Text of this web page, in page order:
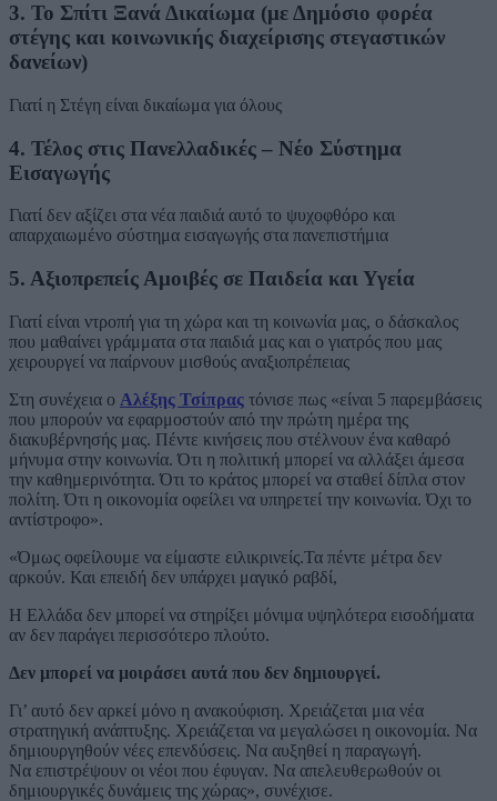
3. Το Σπίτι Ξανά Δικαίωμα (με Δημόσιο φορέα
στέγης και κοινωνικής διαχείρισης στεγαστικών
δανείων)
Γιατί η Στέγη είναι δικαίωμα για όλους
4. Τέλος στις Πανελλαδικές – Νέο Σύστημα
Εισαγωγής
Γιατί δεν αξίζει στα νέα παιδιά αυτό το ψυχοφθόρο και
απαρχαιωμένο σύστημα εισαγωγής στα πανεπιστήμια
5. Αξιοπρεπείς Αμοιβές σε Παιδεία και Υγεία
Γιατί είναι ντροπή για τη χώρα και τη κοινωνία μας, ο δάσκαλος
που μαθαίνει γράμματα στα παιδιά μας και ο γιατρός που μας
χειρουργεί να παίρνουν μισθούς αναξιοπρέπειας
Στη συνέχεια ο Αλέξης Τσίπρας τόνισε πως «είναι 5 παρεμβάσεις
που μπορούν να εφαρμοστούν από την πρώτη ημέρα της
διακυβέρνησής μας. Πέντε κινήσεις που στέλνουν ένα καθαρό
μήνυμα στην κοινωνία. Ότι η πολιτική μπορεί να αλλάξει άμεσα
την καθημερινότητα. Ότι το κράτος μπορεί να σταθεί δίπλα στον
πολίτη. Ότι η οικονομία οφείλει να υπηρετεί την κοινωνία. Όχι το
αντίστροφο».
«Όμως οφείλουμε να είμαστε ειλικρινείς.Τα πέντε μέτρα δεν
αρκούν. Και επειδή δεν υπάρχει μαγικό ραβδί,
Η Ελλάδα δεν μπορεί να στηρίξει μόνιμα υψηλότερα εισοδήματα
αν δεν παράγει περισσότερο πλούτο.
Δεν μπορεί να μοιράσει αυτά που δεν δημιουργεί.
Γι’ αυτό δεν αρκεί μόνο η ανακούφιση. Χρειάζεται μια νέα
στρατηγική ανάπτυξης. Χρειάζεται να μεγαλώσει η οικονομία. Να
δημιουργηθούν νέες επενδύσεις. Να αυξηθεί η παραγωγή.
Να επιστρέψουν οι νέοι που έφυγαν. Να απελευθερωθούν οι
δημιουργικές δυνάμεις της χώρας», συνέχισε.